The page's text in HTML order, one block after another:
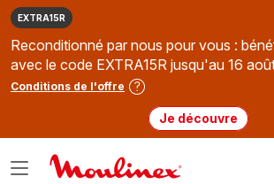
EXTRA15R
Reconditionné par nous pour vous :
avec le code EXTRA15R jusqu'au 16
Conditions de l'offre
Je découvre
Ouvrir